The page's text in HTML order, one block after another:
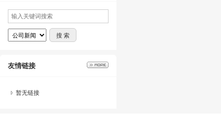
友情链接
暂无链接